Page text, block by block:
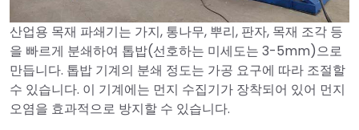
산업용 목재 파쇄기는 가지, 통나무, 뿌리, 판자, 목재 조각 등
을 빠르게 분쇄하여 톱밥(선호하는 미세도는 3-5mm)으로
만듭니다. 톱밥 기계의 분쇄 정도는 가공 요구에 따라 조절할
수 있습니다. 이 기계에는 먼지 수집기가 장착되어 있어 먼지
오염을 효과적으로 방지할 수 있습니다.